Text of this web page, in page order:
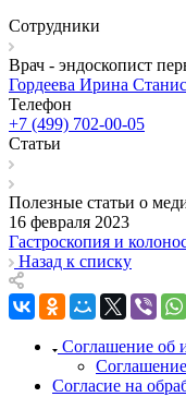
Сотрудники
Врач - эндоскопист
Гордеева Ирина
Телефон
+7 (499) 702-00-05
Статьи
Полезные статьи о
16 февраля 2023
Гастроскопия и
Назад к списку
Соглашение об
Согласие на